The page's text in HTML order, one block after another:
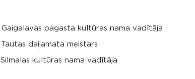
Gaigalavas pagasta kultūras nama vadītāja
Tautas daiļamata meistars
Silmalas kultūras nama vadītāja